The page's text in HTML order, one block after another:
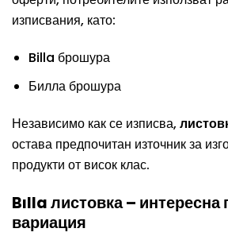
изписвания, като:
Billa брошура
Билла брошура
Независимо как се изписва,
остава предпочитан източник за
продукти от висок клас.
Bılla листовка –
вариация